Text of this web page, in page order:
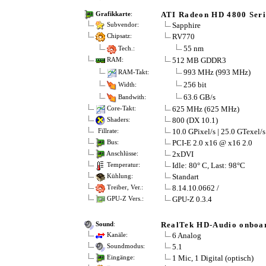
Grafikkarte: ATI Radeon HD 4800
Subvendor: Sapphire
Chipsatz: RV770
Tech.: 55 nm
RAM: 512 MB GDDR3
RAM-Takt: 993 MHz (993 MHz)
Width: 256 bit
Bandwith: 63.6 GB/s
Core-Takt: 625 MHz (625 MHz)
Shaders: 800 (DX 10.1)
Fillrate: 10.0 GPixel/s | 25.0 GTexel/s
Bus: PCI-E 2.0 x16 @ x16 2.0
Anschlüsse: 2xDVI
Temperatur: Idle: 80° C, Last: 98°C
Kühlung: Standart
Treiber, Ver.: 8.14.10.0662 /
GPU-Z Vers.: GPU-Z 0.3.4
Sound: RealTek HD-Audio
Kanäle: 6 Analog
Soundmodus: 5.1
Eingänge: 1 Mic, 1 Digital (optisch)